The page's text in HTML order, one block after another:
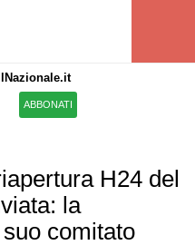
IlNazionale.it
ABBONATI
H24 del
la
comitato